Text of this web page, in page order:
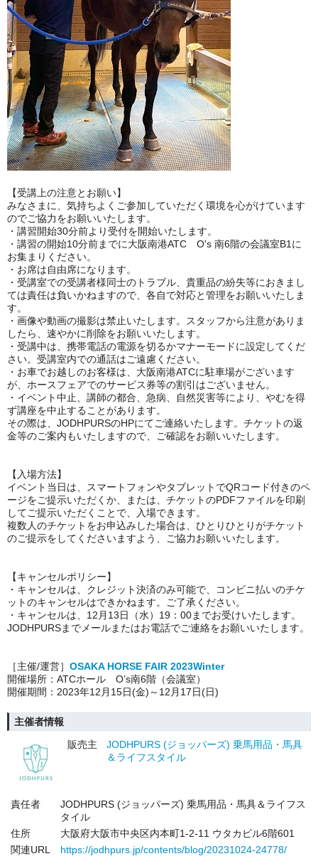
【受講上の注意とお願い】
みなさまに、気持ちよくご参加していただく環境を心がけています
のでご協力をお願いいたします。
・講習開始30分前より受付を開始いたします。
・講習の開始10分前までに大阪南港ATC O's 南6階の会議室B1に
お集まりください。
・お席は自由席になります。
・受講室での受講者様同士のトラブル、貴重品の紛失等におきまし
ては責任は負いかねますので、各自で対応と管理をお願いいたしま
す。
・画像や動画の撮影は禁止いたします。スタッフから注意がありま
したら、速やかに削除をお願いいたします。
・受講中は、携帯電話の電源を切るかマナーモードに設定してくだ
さい。受講室内での通話はご遠慮ください。
・お車でお越しのお客様は、大阪南港ATCに駐車場がございます
が、ホースフェアでのサービス券等の割引はございません。
・イベント中止、講師の都合、急病、自然災害等により、やむを得
ず講座を中止することがあります。
その際は、JODHPURSのHPにてご連絡いたします。チケットの返
金等のご案内もいたしますので、ご確認をお願いいたします。
【入場方法】
イベント当日は、スマートフォンやタブレットでQRコード付きのペ
ージをご提示いただくか、または、チケットのPDFファイルを印刷
してご提示いただくことで、入場できます。
複数人のチケットをお申込みした場合は、ひとりひとりがチケット
のご提示をしてくださいますよう、ご協力お願いいたします。
【キャンセルポリシー】
・キャンセルは、クレジット決済のみ可能で、コンビニ払いのチケ
ットのキャンセルはできかねます。ご了承ください。
・キャンセルは、12月13日（水）19：00までお受けいたします。
JODHPURSまでメールまたはお電話でご連絡をお願いいたします。
［主催/運営］ OSAKA HORSE FAIR 2023Winter
開催場所：ATCホール O’s南6階（会議室）
開催期間：2023年12月15日(金)～12月17日(日)
主催者情報
販売主
JODHPURS (ジョッパーズ) 乗馬用品・馬具
＆ライフスタイル
責任者
JODHPURS (ジョッパーズ) 乗馬用品・馬具＆ライフス
タイル
住所
大阪府大阪市中央区内本町1-2-11 ウタカビル6階601
関連URL
https://jodhpurs.jp/contents/blog/20231024-24778/